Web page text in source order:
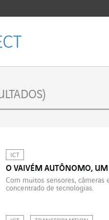
ICT
O VAIVÉM AUTÔNOMO, UM
Com muitos sensores,
concentrado de tecnologias.